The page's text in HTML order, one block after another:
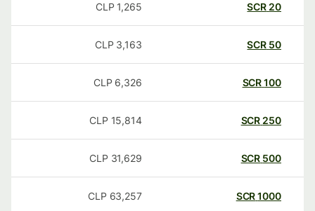
20
SCR
1,265
CLP
50
SCR
3,163
CLP
100
SCR
6,326
CLP
250
SCR
15,814
CLP
500
SCR
31,629
CLP
1000
SCR
63,257
CLP